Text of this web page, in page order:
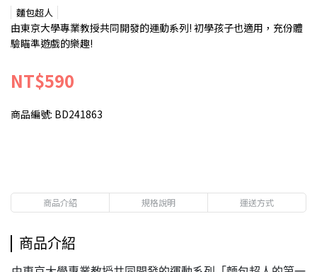
麵包超人
由東京大學專業教授共同開發的運動系列! 初學孩子也適用，充份體
驗瞄準遊戲的樂趣!
NT$590
商品編號: BD241863
商品介紹 規格說明 運送方式
商品介紹